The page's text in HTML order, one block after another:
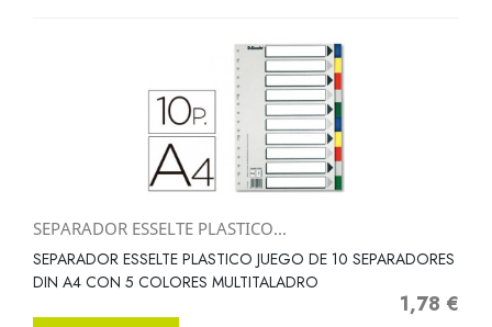
SEPARADOR ESSELTE PLASTICO...
SEPARADOR ESSELTE PLASTICO JUEGO DE 10 SEPARADORES
DIN A4 CON 5 COLORES MULTITALADRO
Precio
1,78 €